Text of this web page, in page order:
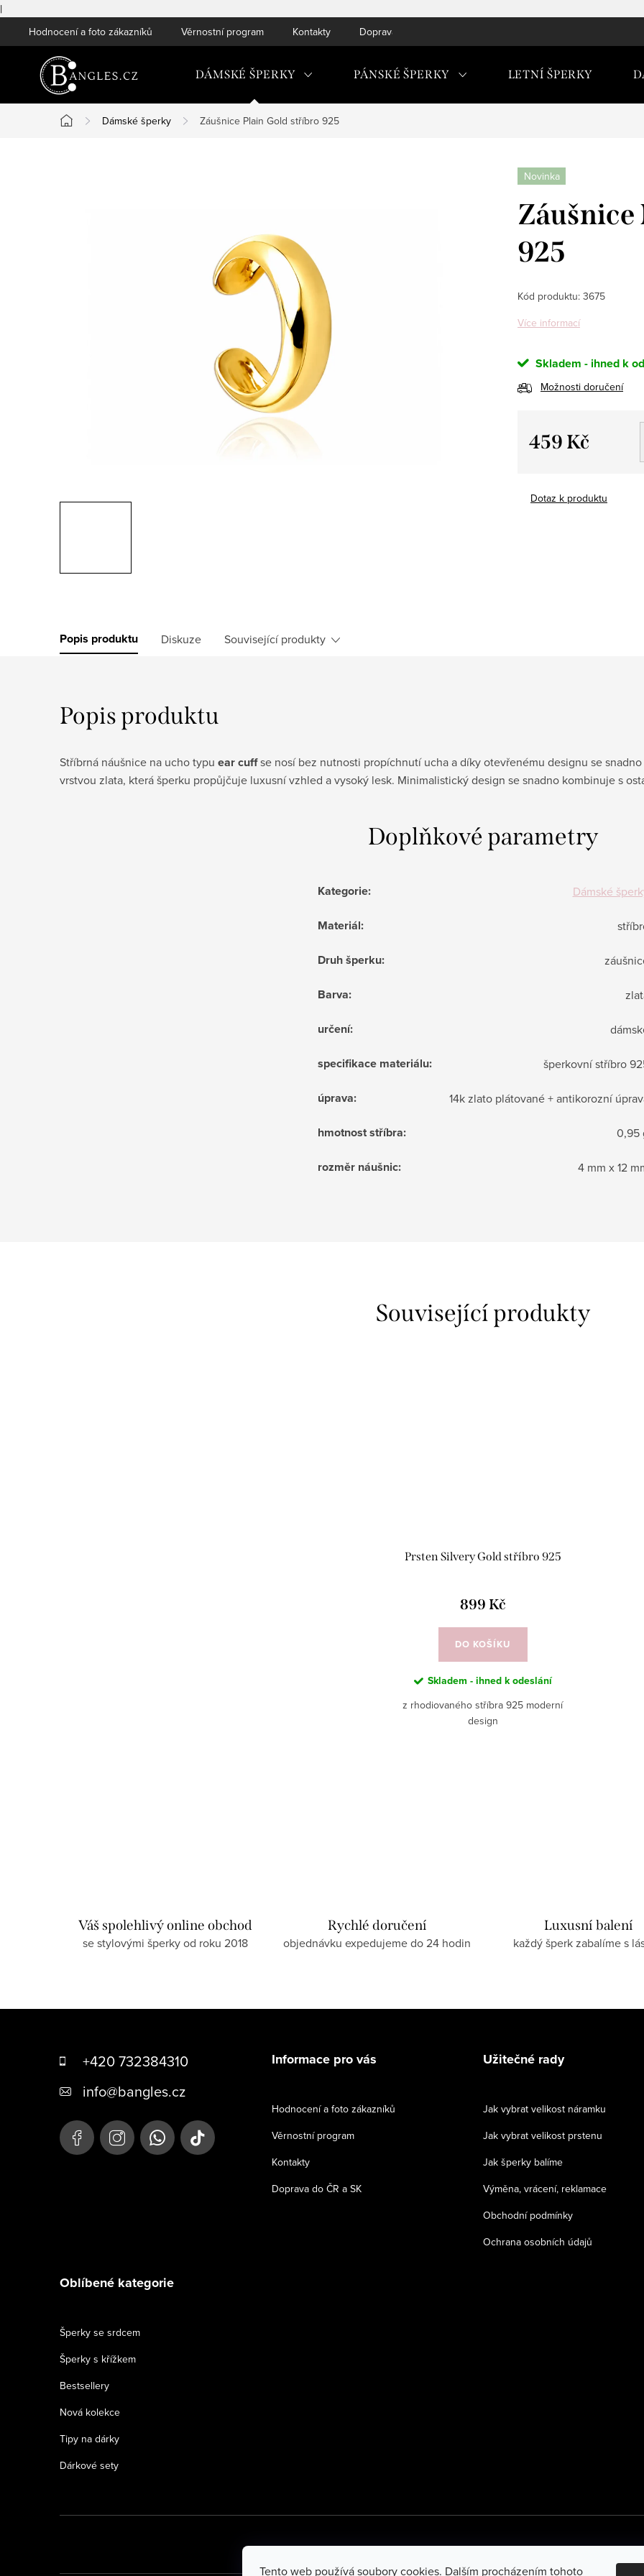
|
Tento web používá soubory cookies. Dalším procházením tohoto
na
Hodnocení a foto zákazníků Věrnostní program Kontakty Doprava do ČR a SK
DÁMSKÉ ŠPERKY PÁNSKÉ ŠPERKY LETNÍ ŠPERKY
Domů
Dámské šperky Záušnice Plain Gold stříbro 925
Novinka
925
Kód produktu: 3675
Více informací
Skladem - ihned k
Možnosti doručení
459 Kč
Dotaz k produktu
Popis produktu Diskuze Související produkty
Popis produktu
Stříbrná náušnice na ucho typu ear cuffse nosí bez nutnosti propíchnutí ucha a díky otevřenému designu se
vrstvou zlata, která šperku propůjčuje luxusní vzhled a vysoký lesk. Minimalistický design se snadno kombinuje s
Doplňkové parametry
Kategorie: Dámské
Materiál:
Druh šperku:
Barva:
určení:
specifikace materiálu: šperkovní stříbro
úprava: 14k zlato plátované + antikorozní
hmotnost stříbra: 0,95
rozměr náušnic: 4 mm x 12
Související produkty
Prsten Silvery Gold stříbro 925
899 Kč
DO KOŠÍKU
Skladem - ihned k odeslání
z rhodiovaného stříbra 925 moderní
design
Váš spolehlivý online obchod
se stylovými šperky od roku 2018
Rychlé doručení
objednávku expedujeme do 24 hodin
Luxusní balení
každý šperk zabalíme s
+420 732384310
info@bangles.cz
Informace pro vás
Hodnocení a foto zákazníků
Věrnostní program
Kontakty
Doprava do ČR a SK
Užitečné rady
Jak vybrat velikost náramku
Jak vybrat velikost prstenu
Jak šperky balíme
Výměna, vrácení, reklamace
Obchodní podmínky
Ochrana osobních údajů
Oblíbené kategorie
Šperky se srdcem
Šperky s křížkem
Bestsellery
Nová kolekce
Tipy na dárky
Dárkové sety